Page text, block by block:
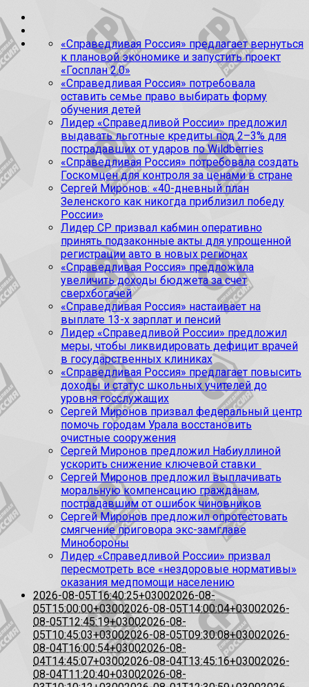
«Справедливая Россия» предлагает вернуться
к плановой экономике и запустить проект
«Госплан 2.0»
«Справедливая Россия» потребовала
оставить семье право выбирать форму
обучения детей
Лидер «Справедливой России» предложил
выдавать льготные кредиты под 2–3% для
пострадавших от ударов по Wildberries
«Справедливая Россия» потребовала создать
Госкомцен для контроля за ценами в стране
Сергей Миронов: «40-дневный план
Зеленского как никогда приблизил победу
России»
Лидер СР призвал кабмин оперативно
принять подзаконные акты для упрощенной
регистрации авто в новых регионах
«Справедливая Россия» предложила
увеличить доходы бюджета за счет
сверхбогачей
«Справедливая Россия» настаивает на
выплате 13-х зарплат и пенсий
Лидер «Справедливой России» предложил
меры, чтобы ликвидировать дефицит врачей
в государственных клиниках
«Справедливая Россия» предлагает повысить
доходы и статус школьных учителей до
уровня госслужащих
Сергей Миронов призвал федеральный центр
помочь городам Урала восстановить
очистные сооружения
Сергей Миронов предложил Набиуллиной
ускорить снижение ключевой ставки
Сергей Миронов предложил выплачивать
моральную компенсацию гражданам,
пострадавшим от ошибок чиновников
Сергей Миронов предложил опротестовать
смягчение приговора экс-замглаве
Минобороны
Лидер «Справедливой России» призвал
пересмотреть все «нездоровые нормативы»
оказания медпомощи населению
2026-08-05T16:40:25+03002026-08-
05T15:00:00+03002026-08-05T14:00:04+03002026-
08-05T12:45:19+03002026-08-
05T10:45:03+03002026-08-05T09:30:08+03002026-
08-04T16:00:54+03002026-08-
04T14:45:07+03002026-08-04T13:45:16+03002026-
08-04T11:20:40+03002026-08-